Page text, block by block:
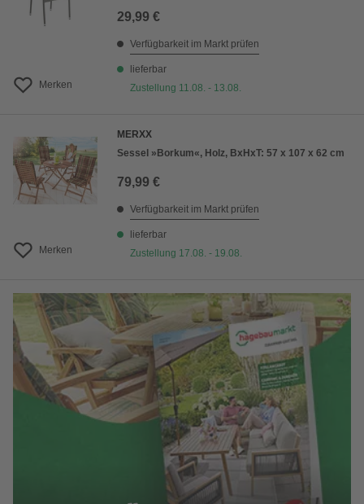
Merken
29,99 €
Verfügbarkeit im Markt prüfen
lieferbar
Zustellung 11.08. - 13.08.
Merken
MERXX
Sessel »Borkum«, Holz, BxHxT: 57 x 107 x 62 cm
79,99 €
Verfügbarkeit im Markt prüfen
lieferbar
Zustellung 17.08. - 19.08.